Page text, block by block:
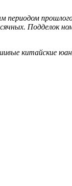
Подделок
китайские